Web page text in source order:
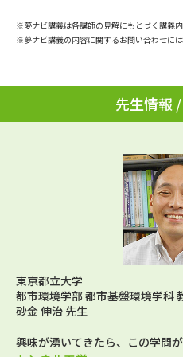
学問の教科書
ユーザー
※夢ナビ講義は各講師の見解にもとづく講義内
※夢ナビ講義の内容に関するお問い合わせには
先生情報
東京都立大学
都市環境学部 都市基盤環境学科
砂金 伸治 先生
興味が湧いてきたら、この学問